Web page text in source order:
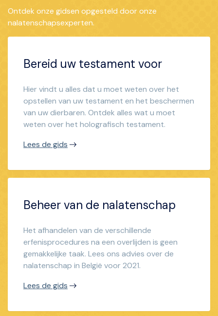
Ontdek onze gidsen opgesteld door onze
nalatenschapsexperten.
Bereid uw testament voor
Hier vindt u alles dat u moet weten over het
opstellen van uw testament en het beschermen
van uw dierbaren. Ontdek alles wat u moet
weten over het holografisch testament.
Lees de gids
Beheer van de nalatenschap
Het afhandelen van de verschillende
erfenisprocedures na een overlijden is geen
gemakkelijke taak. Lees ons advies over de
nalatenschap in België voor 2021.
Lees de gids